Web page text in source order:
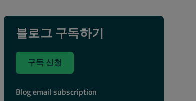
블로그 구독하기
구독 신청
Blog email subscription